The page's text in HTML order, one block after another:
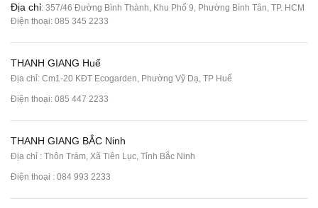
Địa chỉ: 357/46 Đường Bình Thành, Khu Phố 9, Phường Bình Tân, TP. HCM
Điện thoại: 085 345 2233
THANH GIANG Huế
Địa chỉ: Cm1-20 KĐT Ecogarden, Phường Vỹ Dạ, TP Huế
Điện thoại: 085 447 2233
THANH GIANG BẮC Ninh
Địa chỉ : Thôn Trám, Xã Tiên Lục, Tỉnh Bắc Ninh
Điện thoại : 084 993 2233